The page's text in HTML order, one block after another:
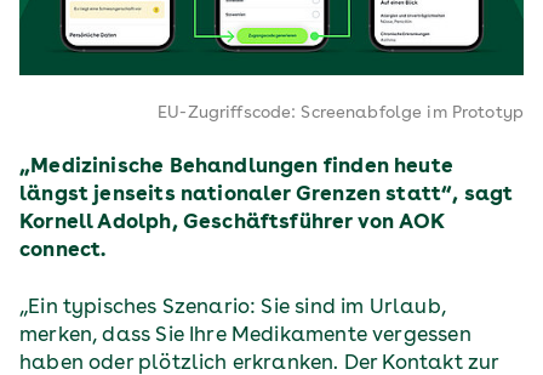
EU-Zugriffscode: Screenabfolge im Prototyp
„Medizinische Behandlungen finden heute
längst jenseits nationaler Grenzen statt“, sagt
Kornell Adolph, Geschäftsführer von AOK
connect.
„Ein typisches Szenario: Sie sind im Urlaub,
merken, dass Sie Ihre Medikamente vergessen
haben oder plötzlich erkranken. Der Kontakt zur